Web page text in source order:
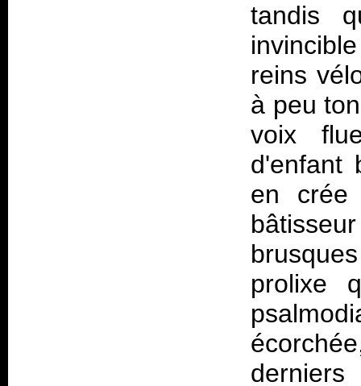
tandis
reins
à peu
voix
d'enfant
en crée
prolixe
derniers